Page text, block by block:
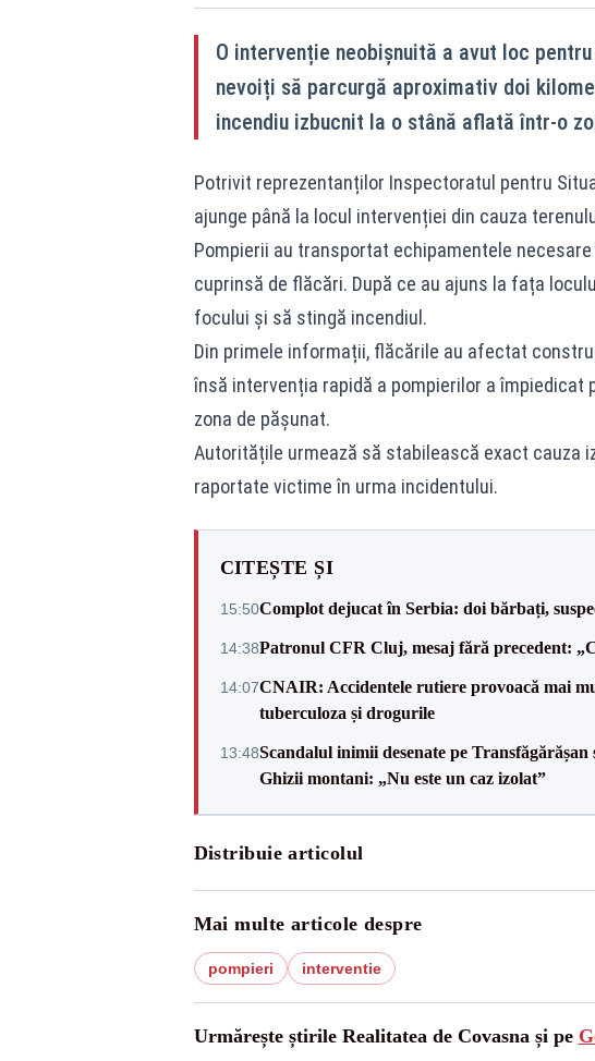
O intervenție neobișnuită a avut loc
nevoiți să parcurgă aproximativ doi
incendiu izbucnit la o stână aflată într-o
Potrivit reprezentanților Inspectoratul pentru
ajunge până la locul intervenției din cauza
Pompierii au transportat echipamentele
cuprinsă de flăcări. După ce au ajuns la fața
focului și să stingă incendiul.
Din primele informații, flăcările au afectat
însă intervenția rapidă a pompierilor a împiedicat
zona de pășunat.
Autoritățile urmează să stabilească exact cauza
raportate victime în urma incidentului.
CITEȘTE ȘI
15:50Complot dejucat în Serbia: doi bărbați,
14:38Patronul CFR Cluj, mesaj fără precedent:
14:07CNAIR: Accidentele rutiere provoacă mai
tuberculoza și drogurile
13:48Scandalul inimii desenate pe
Ghizii montani: „Nu este un caz izolat”
Distribuie articolul
Mai multe articole despre
pompieri interventie
Urmărește știrile Realitatea de Covasna și pe